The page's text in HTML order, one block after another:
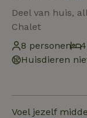
Deel van huis,
Chalet
8 personen
Huisdieren
Voel jezelf